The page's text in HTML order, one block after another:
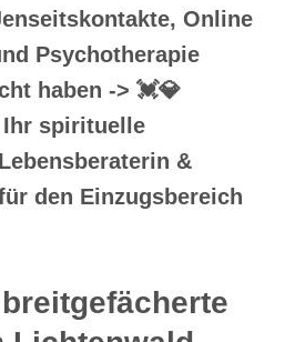
Online
Psychotherapie
haben -> 💓️💎
Ihr spirituelle
&
den Einzugsbereich